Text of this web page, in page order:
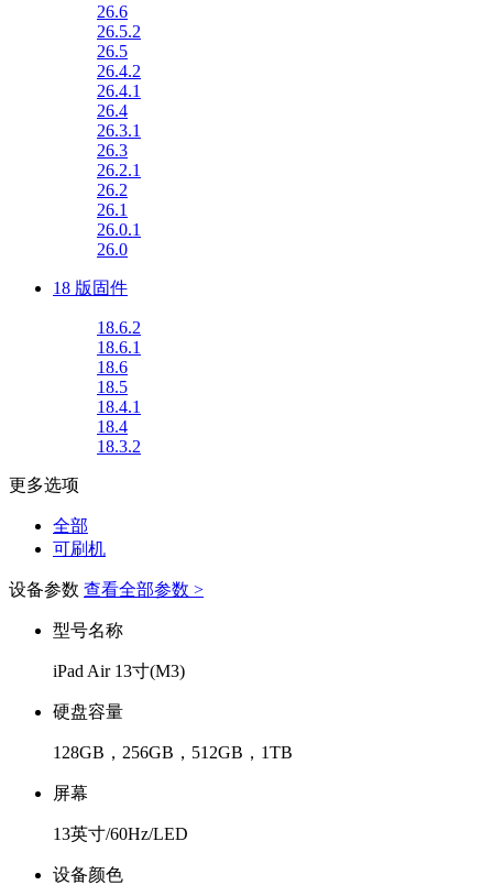
26.6
26.5.2
26.5
26.4.2
26.4.1
26.4
26.3.1
26.3
26.2.1
26.2
26.1
26.0.1
26.0
18 版固件
18.6.2
18.6.1
18.6
18.5
18.4.1
18.4
18.3.2
更多选项
全部
可刷机
设备参数 查看全部参数 >
型号名称
iPad Air 13寸(M3)
硬盘容量
128GB，256GB，512GB，1TB
屏幕
13英寸/60Hz/LED
设备颜色